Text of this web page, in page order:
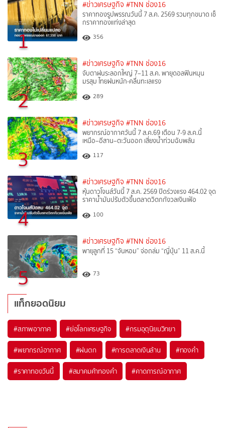
1
#ข่าวเศรษฐกิจ #TNN ช่อง16
ราคาทองรูปพรรณวันนี้ 7 ส.ค. 2569 รวมทุกขนาด เช็
กราคาทองแท่งล่าสุด
356
2
#ข่าวเศรษฐกิจ #TNN ช่อง16
จับตาฝนระลอกใหญ่ 7–11 ส.ค. พายุดอลฟินหนุน
มรสุม ไทยฝนหนัก-คลื่นทะเลแรง
289
3
#ข่าวเศรษฐกิจ #TNN ช่อง16
พยากรณ์อากาศวันนี้ 7 ส.ค.69 เตือน 7-9 ส.ค.นี้
เหนือ–อีสาน–ตะวันออก เสี่ยงน้ำท่วมฉับพลัน
117
4
#ข่าวเศรษฐกิจ #TNN ช่อง16
หุ้นดาวโจนส์วันนี้ 7 ส.ค. 2569 ปิดร่วงแรง 464.02 จุด
ราคาน้ำมันปรับตัวขึ้นตลาดวิตกกังวลเงินเฟ้อ
100
5
#ข่าวเศรษฐกิจ #TNN ช่อง16
พายุลูกที่ 15 “จันหอม” จ่อถล่ม “ญี่ปุ่น” 11 ส.ค.นี้
73
แท็กยอดนิยม
#สภาพอากาศ #ย่อโลกเศรษฐกิจ #กรมอุตุนิยมวิทยา
#พยากรณ์อากาศ #ฝนตก #การตลาดเงินล้าน #ทองคำ
#ราคาทองวันนี้ #สมาคมค้าทองคำ #คาดการณ์อากาศ